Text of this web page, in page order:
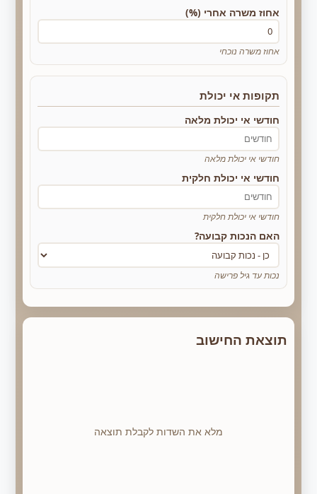
אחוז משרה אחרי (%)
אחוז משרה נוכחי
תקופות אי יכולת
חודשי אי יכולת מלאה
חודשי אי יכולת מלאה
חודשי אי יכולת חלקית
חודשי אי יכולת חלקית
האם הנכות קבועה?
נכות עד גיל פרישה
תוצאת החישוב
מלא את השדות לקבלת תוצאה